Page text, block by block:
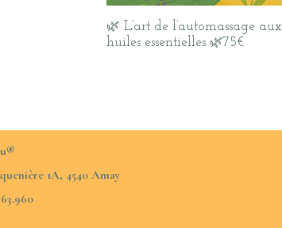
🌿 L’art de l’automassage aux
huiles essentielles 🌿75€
1A, 4540 Amay